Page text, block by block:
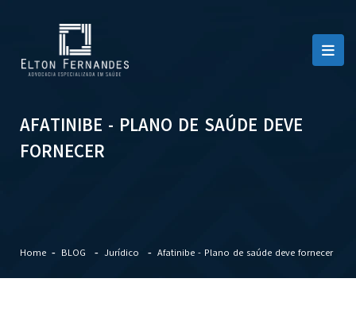
AFATINIBE - PLANO DE SAÚDE DEVE
FORNECER
Home BLOG Jurídico Afatinibe - Plano de saúde deve fornecer